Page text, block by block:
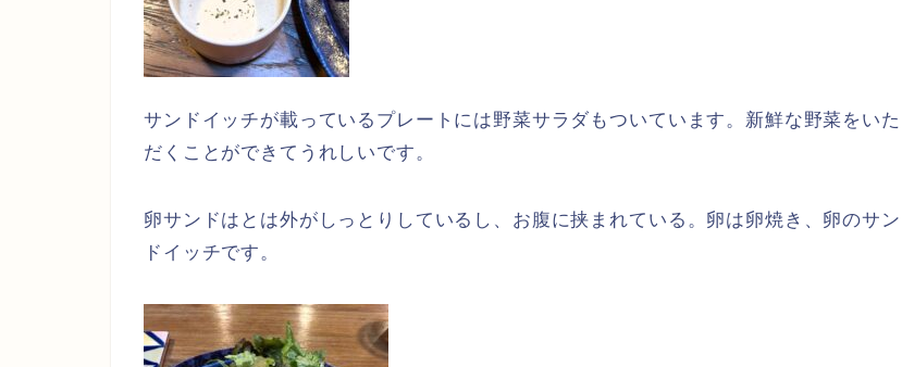
サンドイッチが載っているプレートには野菜サラダもついています。新鮮な野菜をいた
だくことができてうれしいです。
卵サンドはとは外がしっとりしているし、お腹に挟まれている。卵は卵焼き、卵のサン
ドイッチです。